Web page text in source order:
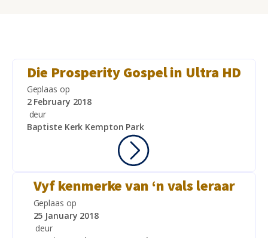
Die Prosperity Gospel in Ultra HD
Geplaas op
2 February 2018
deur
Baptiste Kerk Kempton Park
Vyf kenmerke van ‘n vals leraar
Geplaas op
25 January 2018
deur